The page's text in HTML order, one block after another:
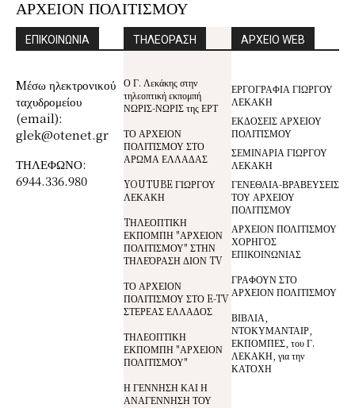
ΑΡΧΕΙΟΝ ΠΟΛΙΤΙΣΜΟΥ
ΕΠΙΚΟΙΝΩΝΙΑ
Mέσω ηλεκτρονικού
ταχυδρομείου
(email):
glek@otenet.gr
ΤΗΛΕΦΩΝΟ:
6944.336.980
ΤΗΛΕΟΡΑΣΗ
Ο Γ. Λεκάκης στην
τηλεοπτική εκπομπή
ΝΩΡΙΣ-ΝΩΡΙΣ της ΕΡΤ
ΤΟ ΑΡΧΕΙΟΝ
ΠΟΛΙΤΙΣΜΟΥ ΣΤΟ
ΑΡΩΜΑ ΕΛΛΑΔΑΣ
YOUTUBE ΓΙΩΡΓΟΥ
ΛΕΚΑΚΗ
TΗΛΕΟΠΤΙΚΗ
ΕΚΠΟΜΠΗ "ΑΡΧΕΙΟΝ
ΠΟΛΙΤΙΣΜΟΥ" ΣΤΗΝ
ΤΗΛΕΌΡΑΣΗ ΔΙΟΝ TV
ΤΟ ΑΡΧΕΙΟΝ
ΠΟΛΙΤΙΣΜΟΥ ΣΤΟ E-TV
ΣΤΕΡΕΑΣ ΕΛΛΑΔΟΣ
ΤΗΛΕΟΠΤΙΚΗ
ΕΚΠΟΜΠΗ "ΑΡΧΕΙΟΝ
ΠΟΛΙΤΙΣΜΟΥ"
Η ΓΕΝΝΗΣΗ ΚΑΙ Η
ΑΝΑΓΕΝΝΗΣΗ ΤΟΥ
ΑΡΧΕΙΟ WEB
ΕΡΓΟΓΡΑΦΙΑ ΓΙΩΡΓΟΥ
ΛΕΚΑΚΗ
ΕΚΔΟΣΕΙΣ ΑΡΧΕΙΟΥ
ΠΟΛΙΤΙΣΜΟΥ
ΣΕΜΙΝΑΡΙΑ ΓΙΩΡΓΟΥ
ΛΕΚΑΚΗ
ΓΕΝΕΘΛΙΑ-ΒΡΑΒΕΥΣΕΙΣ
ΤΟΥ ΑΡΧΕΙΟΥ
ΠΟΛΙΤΙΣΜΟΥ
ΑΡΧΕΙΟΝ ΠΟΛΙΤΙΣΜΟΥ
ΧΟΡΗΓΟΣ
ΕΠΙΚΟΙΝΩΝΙΑΣ
ΓΡΑΦΟΥΝ ΣΤΟ
ΑΡΧΕΙΟΝ ΠΟΛΙΤΙΣΜΟΥ
ΒΙΒΛΙΑ,
ΝΤΟΚΥΜΑΝΤΑΙΡ,
ΕΚΠΟΜΠΕΣ, του Γ.
ΛΕΚΑΚΗ, για την
ΚΑΤΟΧΗ